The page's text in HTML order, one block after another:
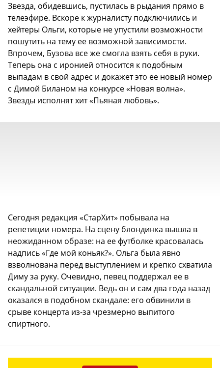
Звезда, обидевшись, пустилась в рыдания прямо в
телеэфире. Вскоре к журналисту подключились и
хейтеры Ольги, которые не упустили возможности
пошутить на тему ее возможной зависимости.
Впрочем, Бузова все же смогла взять себя в руки.
Теперь она с иронией относится к подобным
выпадам в свой адрес и докажет это ее новый номер
с Димой Биланом на конкурсе «Новая волна».
Звезды исполнят хит «Пьяная любовь».
Сегодня редакция «СтарХит» побывала на
репетиции номера. На сцену блондинка вышла в
неожиданном образе: на ее футболке красовалась
надпись «Где мой коньяк?». Ольга была явно
взволнована перед выступлением и крепко схватила
Диму за руку. Очевидно, певец поддержал ее в
скандальной ситуации. Ведь он и сам два года назад
оказался в подобном скандале: его обвинили в
срыве концерта из-за чрезмерно выпитого
спиртного.